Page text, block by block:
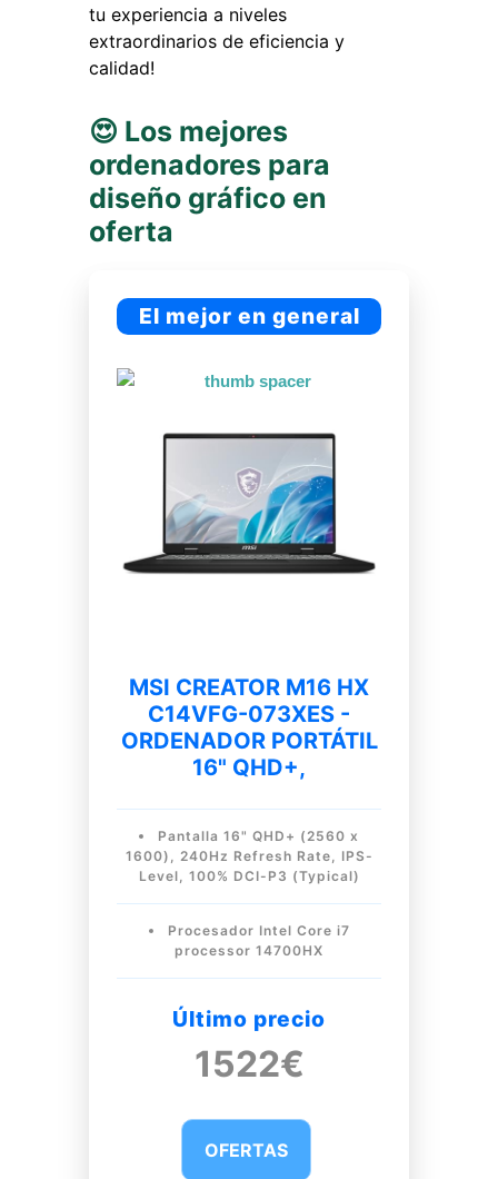
tu experiencia a niveles
extraordinarios de eficiencia y
calidad!
😍 Los mejores
ordenadores para
diseño gráfico en
oferta
El mejor en general
MSI CREATOR M16 HX
C14VFG-073XES -
ORDENADOR PORTÁTIL
16" QHD+,
Pantalla 16" QHD+ (2560 x
1600), 240Hz Refresh Rate, IPS-
Level, 100% DCI-P3 (Typical)
Procesador Intel Core i7
processor 14700HX
Último precio
1522€
OFERTAS